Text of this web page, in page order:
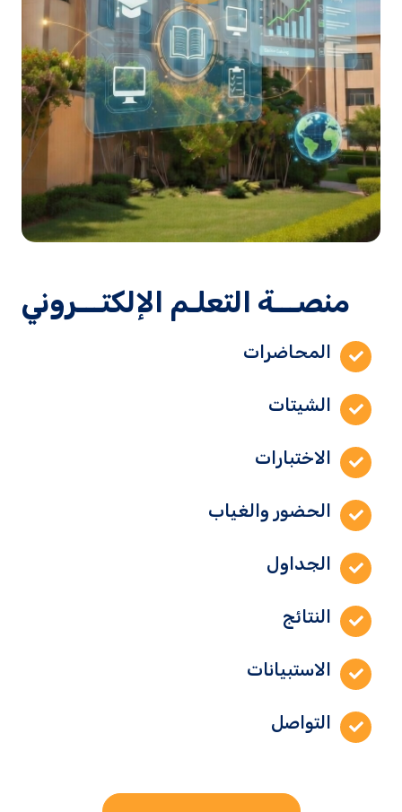
منصـــة التعلـم الإلكتـــروني
المحاضرات
الشيتات
الاختبارات
الحضور والغياب
الجداول
النتائج
الاستبيانات
التواصل